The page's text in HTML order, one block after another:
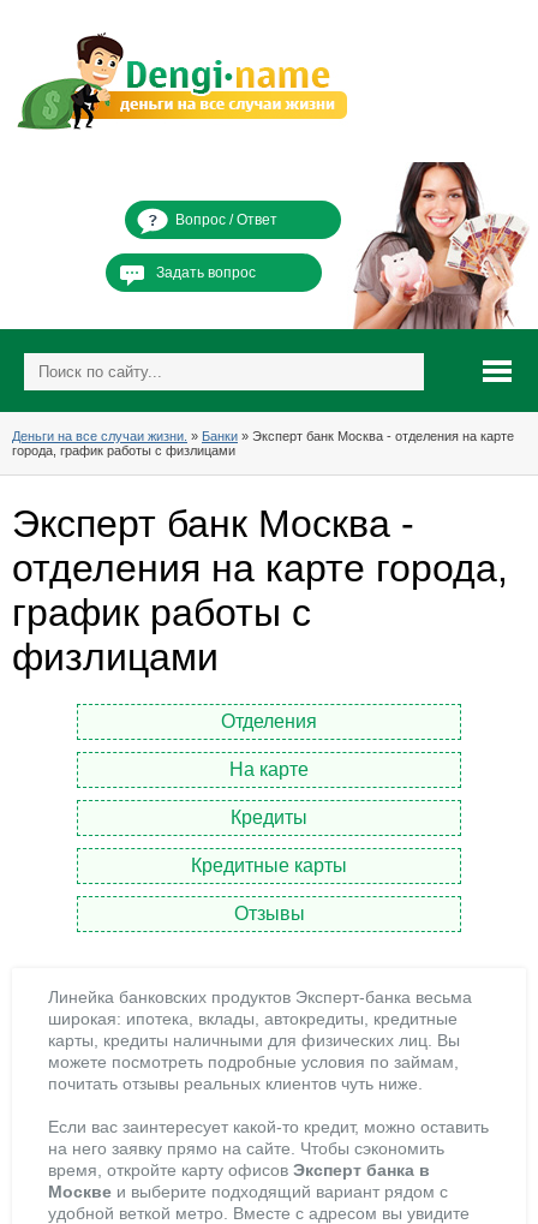
Вопрос / Ответ
Задать вопрос
Деньги на все случаи жизни. » Банки » Эксперт банк Москва - отделения на карте
города, график работы с физлицами
Эксперт банк Москва -
отделения на карте города,
график работы с
физлицами
Отделения
На карте
Кредиты
Кредитные карты
Отзывы
Линейка банковских продуктов Эксперт-банка весьма
широкая: ипотека, вклады, автокредиты, кредитные
карты, кредиты наличными для физических лиц. Вы
можете посмотреть подробные условия по займам,
почитать отзывы реальных клиентов чуть ниже.
Если вас заинтересует какой-то кредит, можно оставить
на него заявку прямо на сайте. Чтобы сэкономить
время, откройте карту офисов Эксперт банка в
Москве и выберите подходящий вариант рядом с
удобной веткой метро. Вместе с адресом вы увидите